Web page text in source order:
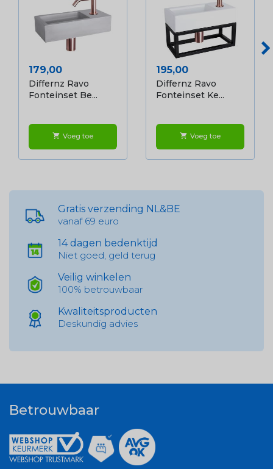
Prijs
179,00
Differnz Ravo
Fonteinset Be...
shopping_cart Voeg toe
Prijs
195,00
Differnz Ravo
Fonteinset Ke...
shopping_cart Voeg toe
Gratis verzending NL&BE
vanaf 69 euro
14 dagen bedenktijd
Niet goed, geld terug
Veilig winkelen
100% betrouwbaar
Kwaliteitsproducten
Deskundig advies
Betrouwbaar